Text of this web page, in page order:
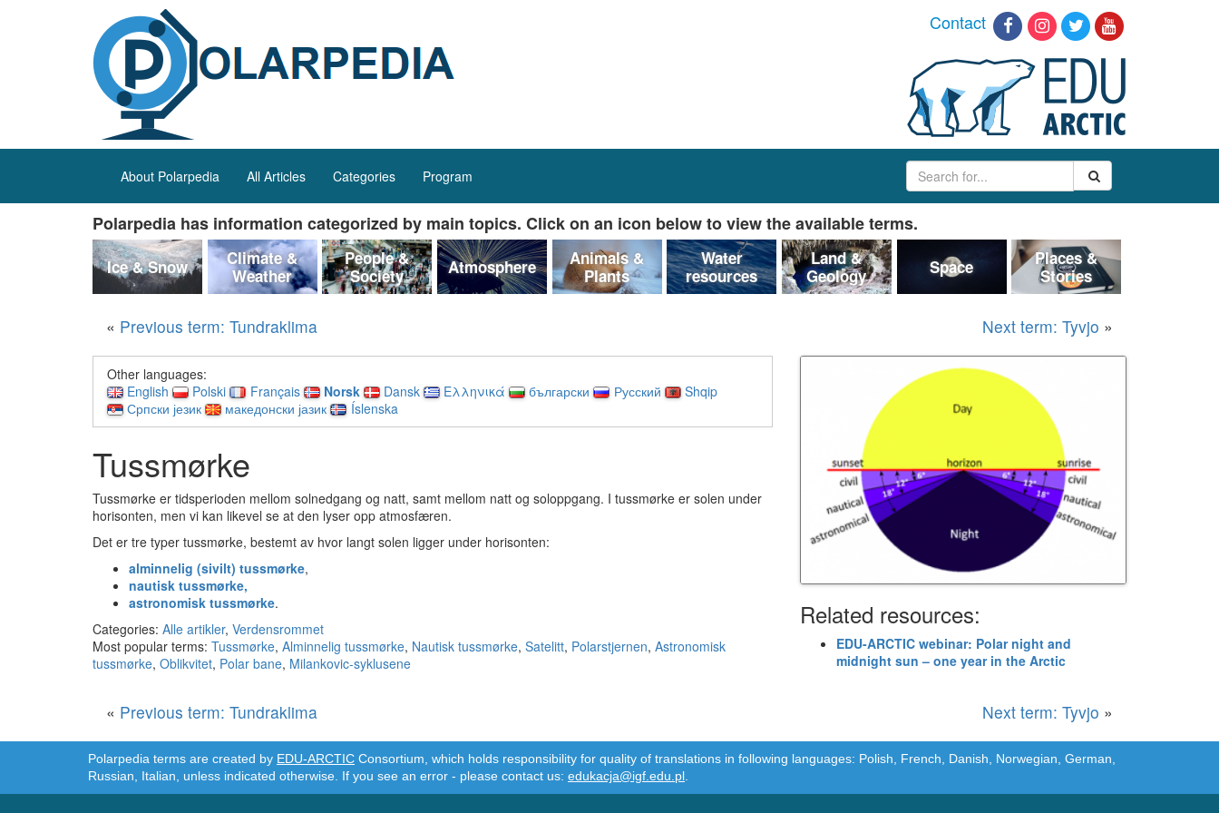
Contact
About Polarpedia All Articles Categories Program
Polarpedia has information categorized by main topics. Click on an icon below to view the available terms.
Ice & Snow
Climate &
Weather
People &
Society
Atmosphere
Animals &
Plants
Water
resources
Land &
Geology
Space
Places &
Stories
« Previous term: Tundraklima Next term: Tyvjo »
Other languages:
English
Polski Français Norsk Dansk Ελληνικά български Русский
Shqip
Српски језик
македонски јазик Íslenska
Tussmørke
Tussmørke er tidsperioden mellom solnedgang og natt, samt mellom natt og soloppgang. I tussmørke er solen under
horisonten, men vi kan likevel se at den lyser opp atmosfæren.
Det er tre typer tussmørke, bestemt av hvor langt solen ligger under horisonten:
alminnelig (sivilt) tussmørke,
nautisk tussmørke,
astronomisk tussmørke.
Categories: Alle artikler, Verdensrommet
Most popular terms: Tussmørke, Alminnelig tussmørke, Nautisk tussmørke, Satelitt, Polarstjernen, Astronomisk
tussmørke, Oblikvitet, Polar bane, Milankovic-syklusene
Related resources:
EDU-ARCTIC webinar: Polar night and
midnight sun – one year in the Arctic
« Previous term: Tundraklima Next term: Tyvjo »
Polarpedia terms are created by EDU-ARCTIC Consortium, which holds responsibility for quality of translations in following languages: Polish, French, Danish, Norwegian, German,
Russian, Italian, unless indicated otherwise. If you see an error - please contact us: edukacja@igf.edu.pl